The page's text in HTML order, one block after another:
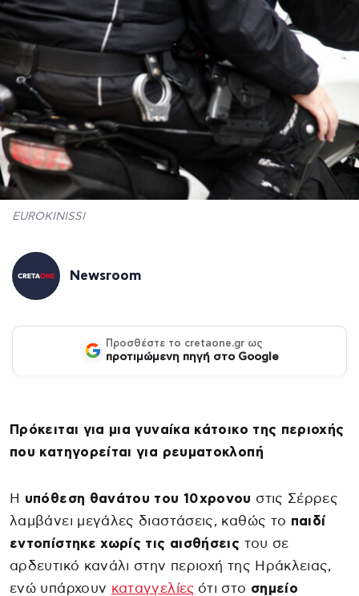
EUROKINISSI
Newsroom
Προσθέστε το cretaone.gr ως
προτιμώμενη πηγή στο Google
Πρόκειται για μια γυναίκα κάτοικο της περιοχής
που κατηγορείται για ρευματοκλοπή
Η υπόθεση θανάτου του 10χρονου στις Σέρρες
λαμβάνει μεγάλες διαστάσεις, καθώς το παιδί
εντοπίστηκε χωρίς τις αισθήσεις του σε
αρδευτικό κανάλι στην περιοχή της Ηράκλειας,
ενώ υπάρχουν καταγγελίες ότι στο σημείο